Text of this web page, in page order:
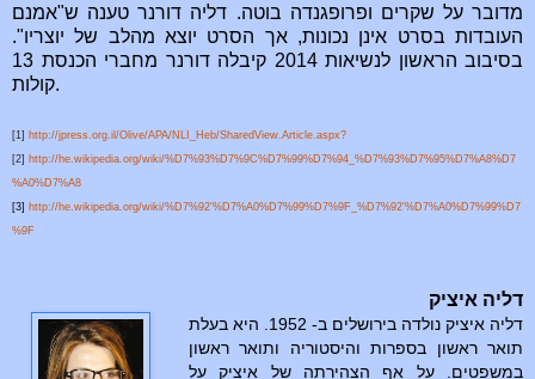
מדובר על שקרים ופרופגנדה בוטה. דליה דורנר טענה ש"אמנם
העובדות בסרט אינן נכונות, אך הסרט יוצא מהלב של יוצריו".
בסיבוב הראשון לנשיאות 2014 קיבלה דורנר מחברי הכנסת 13
קולות.
[1] http://jpress.org.il/Olive/APA/NLI_Heb/SharedView.Article.aspx?
[2] http://he.wikipedia.org/wiki/%D7%93%D7%9C%D7%99%D7%94_%D7%93%D7%95%D7%A8%D7
%A0%D7%A8
[3] http://he.wikipedia.org/wiki/%D7%92'%D7%A0%D7%99%D7%9F_%D7%92'%D7%A0%D7%99%D7
%9F
דליה איציק
דליה איציק נולדה בירושלים ב- 1952. היא בעלת
תואר ראשון בספרות והיסטוריה ותואר ראשון
במשפטים. על אף הצהירתה של איציקעל